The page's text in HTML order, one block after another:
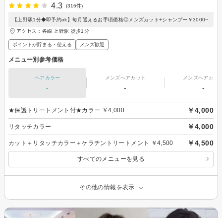
4.3
(316件)
【上野駅1分◆即予約ok】毎月通えるお手頃価格◎メンズカット+シャンプー￥3000~
アクセス：各線 上野駅 徒歩1分
ポイントが貯まる・使える メンズ歓迎
メニュー別参考価格
ヘアカラー
-
メンズヘアカット
-
メンズヘアカラ
-
★保護トリートメント付★カラー ￥4,000 ￥4,000
リタッチカラー ￥4,000
カット＋リタッチカラー＋ケラチントリートメント ￥4,500 ￥4,500
すべてのメニューを見る
その他の情報を表示